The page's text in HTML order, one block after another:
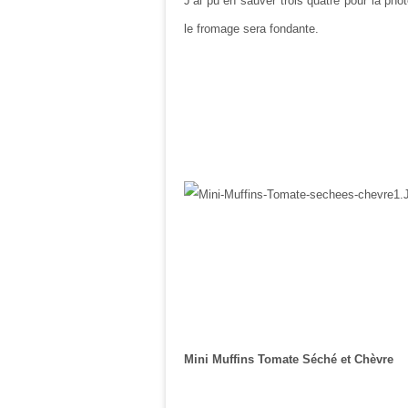
le fromage sera fondante.
Mini Muffins Tomate Séché et Chèvre